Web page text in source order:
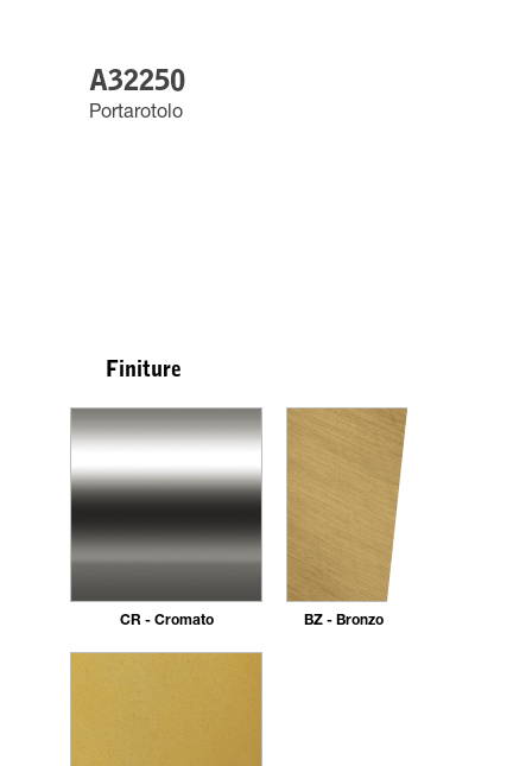
A32250
Portarotolo
Finiture
CR - Cromato BZ - Bronzo Spazzolato